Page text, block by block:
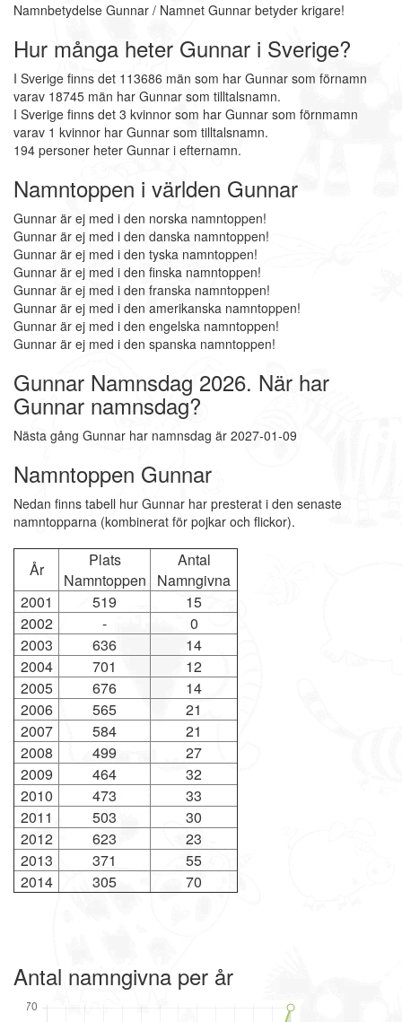
Namnbetydelse Gunnar / Namnet Gunnar betyder krigare!
Hur många heter Gunnar i Sverige?
I Sverige finns det 113686 män som har Gunnar som förnamn
varav 18745 män har Gunnar som tilltalsnamn.
I Sverige finns det 3 kvinnor som har Gunnar som förnmamn
varav 1 kvinnor har Gunnar som tilltalsnamn.
194 personer heter Gunnar i efternamn.
Namntoppen i världen Gunnar
Gunnar är ej med i den norska namntoppen!
Gunnar är ej med i den danska namntoppen!
Gunnar är ej med i den tyska namntoppen!
Gunnar är ej med i den finska namntoppen!
Gunnar är ej med i den franska namntoppen!
Gunnar är ej med i den amerikanska namntoppen!
Gunnar är ej med i den engelska namntoppen!
Gunnar är ej med i den spanska namntoppen!
Gunnar Namnsdag 2026. När har
Gunnar namnsdag?
Nästa gång Gunnar har namnsdag är 2027-01-09
Namntoppen Gunnar
Nedan finns tabell hur Gunnar har presterat i den senaste
namntopparna (kombinerat för pojkar och flickor).
År
Plats
Namntoppen
Antal
Namngivna
2001
519
15
2002
-
0
2003
636
14
2004
701
12
2005
676
14
2006
565
21
2007
584
21
2008
499
27
2009
464
32
2010
473
33
2011
503
30
2012
623
23
2013
371
55
2014
305 70
Antal namngivna per år